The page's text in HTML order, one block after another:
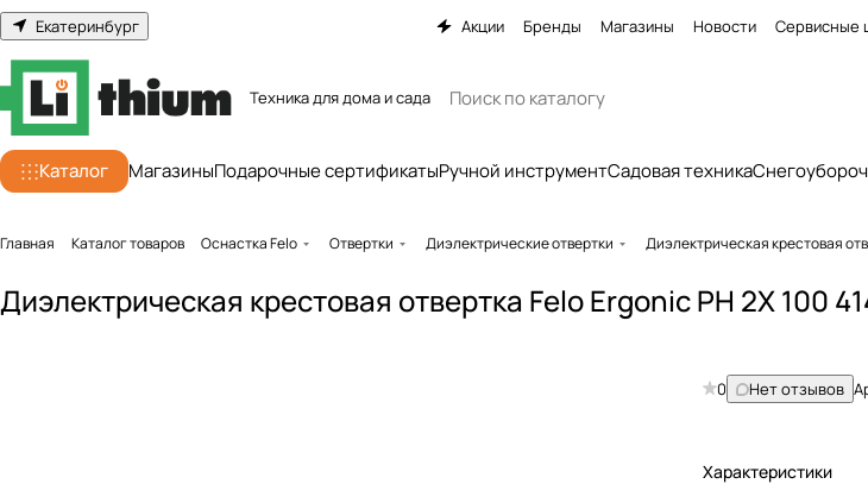
Екатеринбург Акции Бренды Магазины Новости Сервисные
Техника для дома и сада
Каталог МагазиныПодарочные сертификатыРучной инструментСадовая техника
Главная Каталог товаров Оснастка Felo Отвертки Диэлектрические отвертки Диэлектрическая крестовая
Диэлектрическая крестовая отвертка Felo Ergonic PH 2X 100
0 Нет отзывов
Характеристики